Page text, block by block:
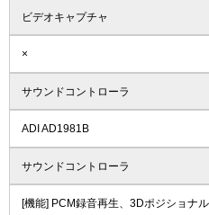
ビデオキャプチャ
×
サウンドコントローラ
ADI AD1981B
サウンドコントローラ
[機能] PCM録音再生、3Dポジショナ